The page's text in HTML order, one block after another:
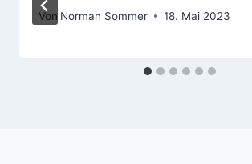
Von Norman Sommer 18. Mai 2023